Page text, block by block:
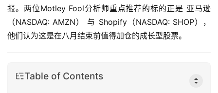
报。两位Motley Fool分析师重点推荐的标的正是 亚马逊
（NASDAQ: AMZN） 与 Shopify（NASDAQ: SHOP），
他们认为这是在八月结束前值得加仓的成长型股票。
Table of Contents